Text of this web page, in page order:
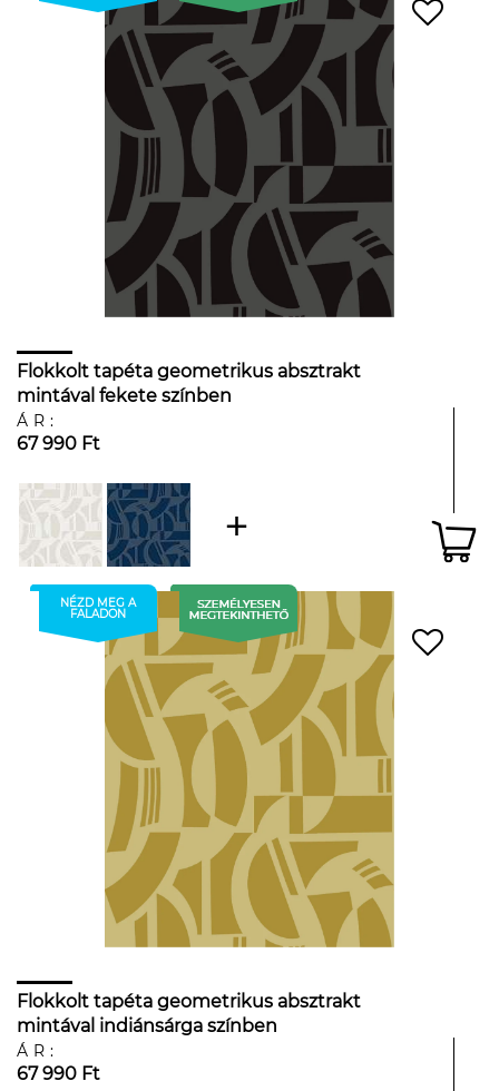
Flokkolt tapéta geometrikus absztrakt
mintával fekete színben
ÁR:
67 990 Ft
NÉZD MEG A
FALADON
Flokkolt tapéta geometrikus absztrakt
mintával indiánsárga színben
ÁR:
67 990 Ft